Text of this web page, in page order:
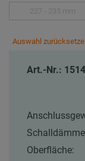
Auswahl
Art.-Nr.:
Oberfläche: